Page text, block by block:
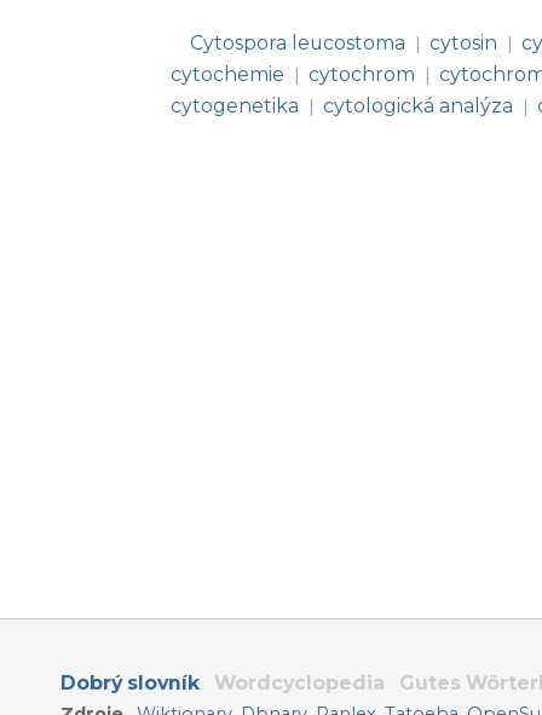
Cytospora leucostoma | cytosin |
cytochemie | cytochrom |
cytogenetika | cytologická analýza |
Dobrý slovník Wordcyclopedia Gutes